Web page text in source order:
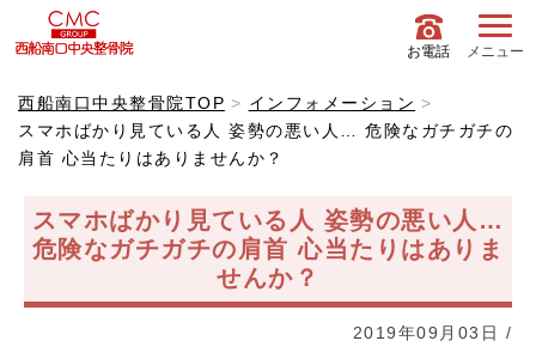
お電話 メニュー
西船南口中央整骨院TOP
インフォメーション
スマホばかり見ている人 姿勢の悪い人… 危険なガチガチの
肩首 心当たりはありませんか？
スマホばかり見ている人 姿勢の悪い人…
危険なガチガチの肩首 心当たりはありま
せんか？
2019年09月03日 /